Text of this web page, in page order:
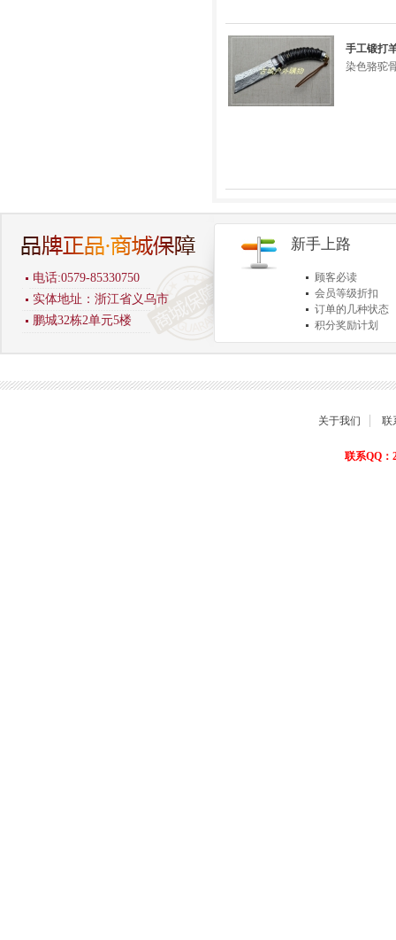
手工锻打
染色骆驼
电话:0579-85330750
实体地址：浙江省义乌市
鹏城32栋2单元5楼
新手上路
顾客必读
会员等级折扣
订单的几种状态
积分奖励计划
商品退货保障
关于我们 联
联系QQ：